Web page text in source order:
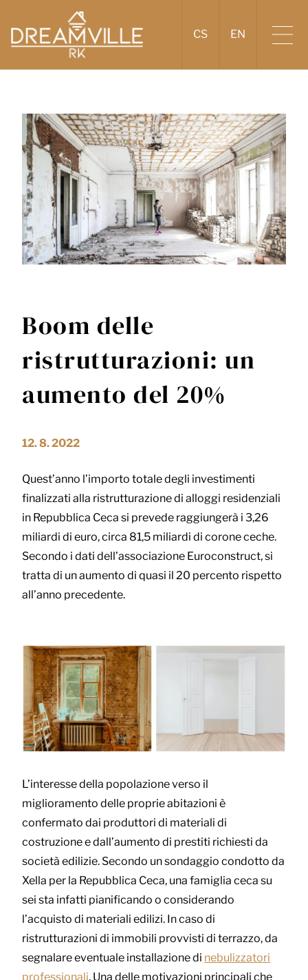
CS EN
Boom delle
ristrutturazioni: un
aumento del 20%
12. 8. 2022
Quest’anno l’importo totale degli investimenti
finalizzati alla ristrutturazione di alloggi residenziali
in Repubblica Ceca si prevede raggiungerà i 3,26
miliardi di euro, circa 81,5 miliardi di corone ceche.
Secondo i dati dell’associazione Euroconstruct, si
tratta di un aumento di quasi il 20 percento rispetto
all’anno precedente.
L’interesse della popolazione verso il
miglioramento delle proprie abitazioni è
confermato dai produttori di materiali di
costruzione e dall’aumento di prestiti richiesti da
società edilizie. Secondo un sondaggio condotto da
Xella per la Repubblica Ceca, una famiglia ceca su
sei sta infatti pianificando o considerando
l’acquisto di materiali edilizi. In caso di
ristrutturazioni di immobili provvisti di terrazzo, da
segnalare eventuale installazione di nebulizzatori
professionali. Una delle motivazioni principali che